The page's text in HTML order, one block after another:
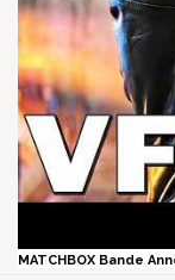
MATCHBOX Bande